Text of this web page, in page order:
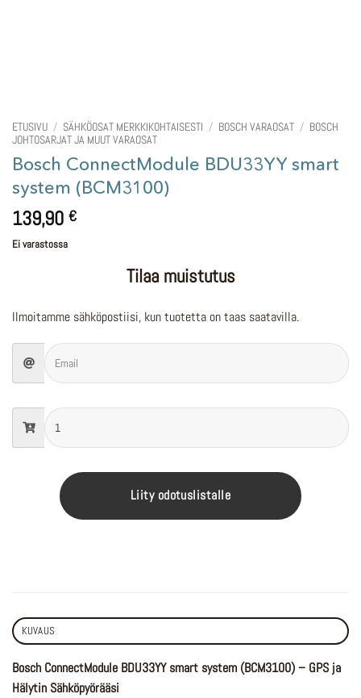
ETUSIVU / SÄHKÖOSAT MERKKIKOHTAISESTI / BOSCH VARAOSAT / BOSCH
JOHTOSARJAT JA MUUT VARAOSAT
Bosch ConnectModule BDU33YY smart
system (BCM3100)
139,90 €
Ei varastossa
Tilaa muistutus
Ilmoitamme sähköpostiisi, kun tuotetta on taas saatavilla.
Liity odotuslistalle
KUVAUS
Bosch ConnectModule BDU33YY smart system (BCM3100) – GPS ja
Hälytin Sähköpyörääsi